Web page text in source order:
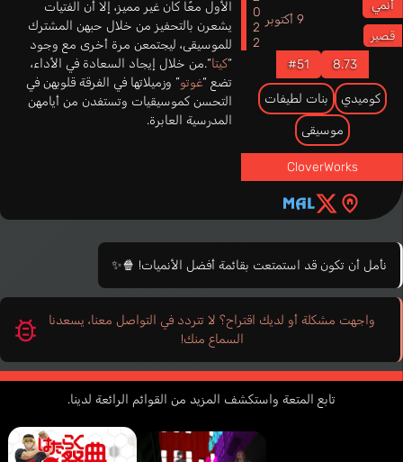
أنمي
قصير
9 أكتوبر 2022
8.73
#51
كوميدي بنات لطيفات
موسيقى
CloverWorks
الأول معًا كان غير مميز، إلا أن الفتيات
يشعرن بالتحفيز من خلال حبهن المشترك
للموسيقى، ليجتمعن مرة أخرى مع وجود
“كيتا“.من خلال إيجاد السعادة في الأداء،
تضع “غوتو” وزميلاتها في الفرقة قلوبهن في
التحسن كموسيقيات وتستفدن من أيامهن
المدرسية العابرة.
نأمل أن تكون قد استمتعت بقائمة أفضل الأنميات! 🍿✨
واجهت مشكلة أو لديك اقتراح؟ لا تتردد في التواصل معنا، يسعدنا
السماع منك!
تابع المتعة واستكشف المزيد من القوائم الرائعة لدينا.